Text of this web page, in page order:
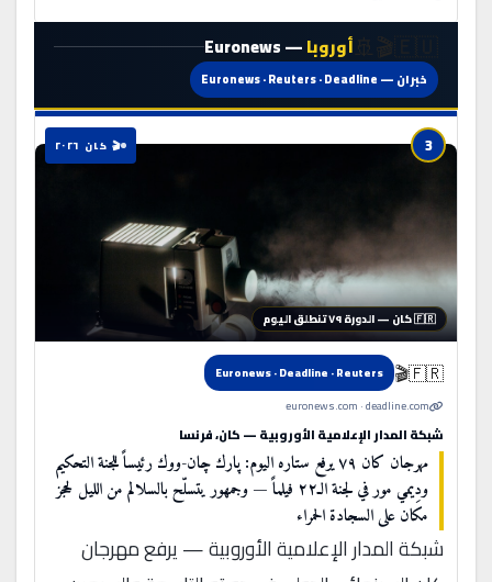
🇪🇺🎬🚢 أوروبا— Euronews
خبران — Euronews · Reuters · Deadline
3 🎬 كان ٢٠٢٦
🇫🇷 كان — الدورة ٧٩ تنطلق اليوم
🇫🇷🎬
Euronews · Deadline · Reuters
euronews.com · deadline.com
شبكة المدار الإعلامية الأوروبية — كان، فرنسا
مهرجان كان ٧٩ يرفع ستاره اليوم: پارك چان-ووك رئيساً للجنة التحكيم
ودِيمي مور في لجنة الـ٢٢ فيلماً — وجمهور يتسلّح بالسلالم من الليل لحجز
مكان على السجادة الحمراء
شبكة المدار الإعلامية الأوروبية — يرفع مهرجان